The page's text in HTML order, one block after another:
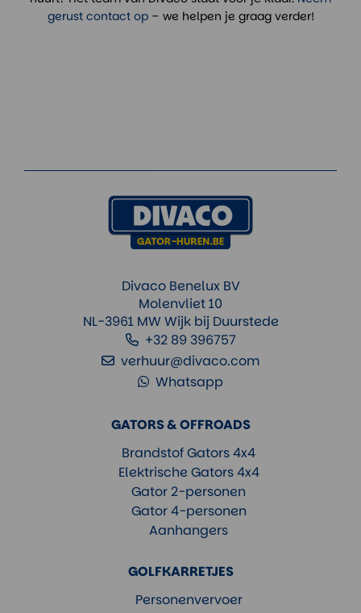
gerust contact op– we helpen je graag verder!
GATORS & OFFROADS
Brandstof Gators 4x4
Elektrische Gators 4x4
Gator 2-personen
Gator 4-personen
Aanhangers
GOLFKARRETJES
Personenvervoer
Divaco Benelux BV
Molenvliet 10
NL-3961 MW Wijk bij Duurstede
+32 89 396757
verhuur@divaco.com
Whatsapp